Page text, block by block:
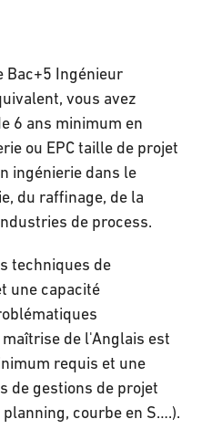
Bac+5 Ingénieur
vous avez
6 ans minimum en
ou EPC taille de projet
ingénierie dans le
du raffinage, de la
de process.
techniques de
une capacité
de l'Anglais est
requis et une
de gestions de projet
courbe en S….).